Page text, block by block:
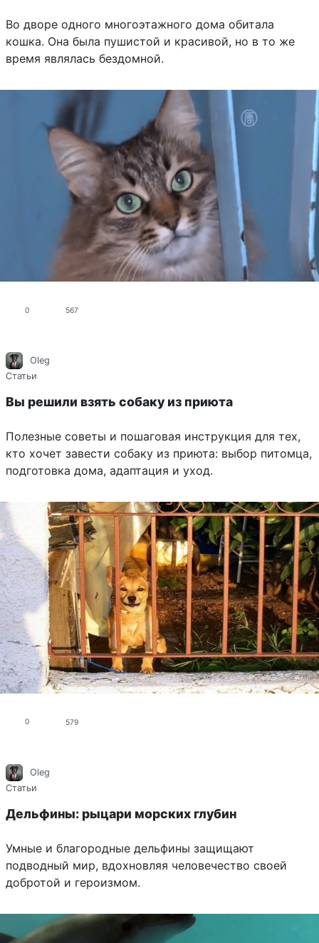
Во дворе одного многоэтажного дома обитала
кошка. Она была пушистой и красивой, но в то же
время являлась бездомной.
0 567
Oleg
Статьи
Вы решили взять собаку из приюта
Полезные советы и пошаговая инструкция для тех,
кто хочет завести собаку из приюта: выбор питомца,
подготовка дома, адаптация и уход.
0 579
Oleg
Статьи
Дельфины: рыцари морских глубин
Умные и благородные дельфины защищают
подводный мир, вдохновляя человечество своей
добротой и героизмом.